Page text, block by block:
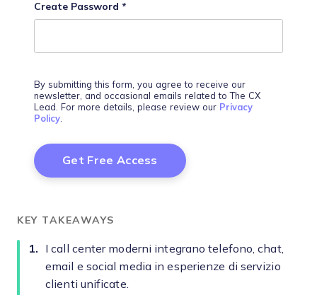
Create Password *
By submitting this form, you agree to receive our
newsletter, and occasional emails related to The CX
Lead. For more details, please review our Privacy
Policy.
KEY TAKEAWAYS
I call center moderni integrano telefono, chat,
email e social media in esperienze di servizio
clienti unificate.